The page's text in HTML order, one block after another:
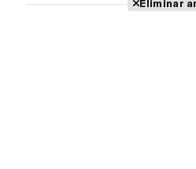
Eliminar